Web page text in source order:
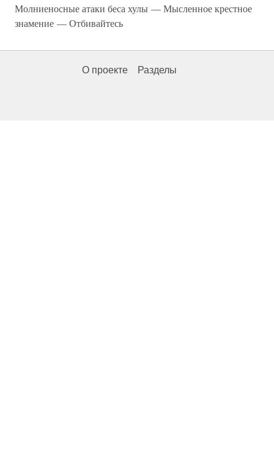
Молниеносные атаки беса хулы — Мысленное крестное
знамение — Отбивайтесь
О проекте Разделы